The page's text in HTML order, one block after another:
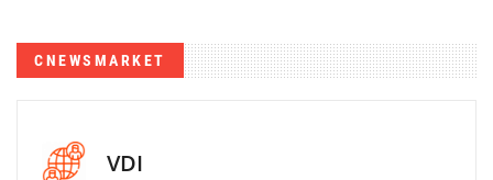
CNEWSMARKET
VDI